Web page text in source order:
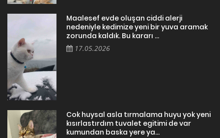
Maalesef evde oluşan ciddi alerji
nedeniyle kedimize yeni bir yuva aramak
zorunda kaldık. Bu kararı ...
17.05.2026
Cok huysal asla tırmalama huyu yok yeni
kısırlastırdım tuvalet egitimi de var
kumundan baska yere ya...